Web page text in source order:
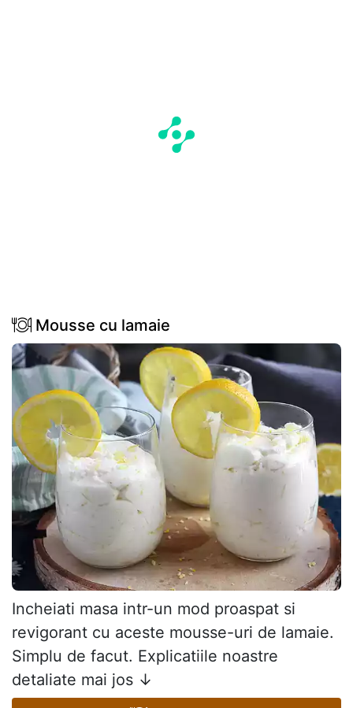
Mousse cu lamaie
Incheiati masa intr-un mod proaspat si
revigorant cu aceste mousse-uri de lamaie.
Simplu de facut. Explicatiile noastre
detaliate mai jos ↓